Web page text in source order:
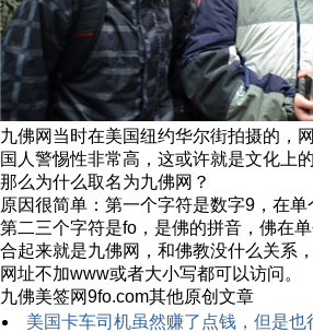
九佛网当时在美国纽约华尔街拍摄的，
国人警惕性非常高，这或许就是文化上
那么为什么取名为九佛网？
原因很简单：第一个字符是数字9，在单
第二三个字符是fo，是佛的拼音，佛在
合起来就是九佛网，和佛教没什么关系
网址不加www或者大小写都可以访问。
九佛美签网9fo.com其他原创文章
美国卡车司机虽然赚了点钱，但是也